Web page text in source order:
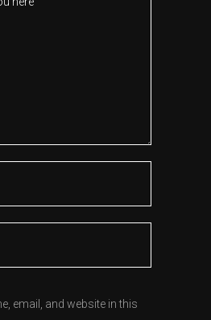
email, and website in this